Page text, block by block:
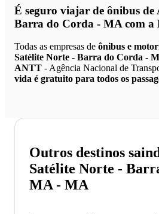
É seguro viajar de ônibus de
Barra do Corda - MA com a
Todas as empresas de ônibus e
Satélite Norte - Barra do Corda -
ANTT - Agência Nacional de
vida é gratuito para todos os
Outros destinos
Satélite Norte -
MA - MA